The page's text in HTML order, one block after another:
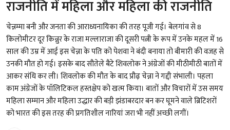
साहित्य समाचार
होम
कहानी
कविता
राजनीति में महिला और महिला की राजनीति
चेन्नम्मा बनी और जनता की आराध्यनायिका की तरह पूजी गई। बेलगांव से 8
किलोमीटर दूर किन्नुर के राजा मल्लाराजा की दूसरी पत्नी के रूप में उनके महल में 16
साल की उम्र में आई इस चेन्ना के पति को पेशवा ने बंदी बनाया तो बीमारी की वजह से
उनकी मौत हो गई। इसके बाद सौतेले बैटे शिवलोक ने अंग्रेजों की मीठीमीठी बातों में
आकर संधि कर ली। शिवलोक की मौत के बाद प्रौढ़ चेन्ना ने गद्दी संभाली। पहला
काम अंग्रेजों के पॉलिटिकल हस्तक्षेप को खत्म किया। बातों और विचारों में उस समय
महिला सम्मान और महिला उद्धार की बड़ी झंडाबरदार बन कर घूमने वाले ब्रिटिशरों
को भारत की इस तरह की प्रगतिशील नारियां जरा भी नहीं अच्छी लगीं।